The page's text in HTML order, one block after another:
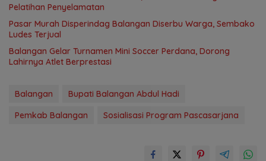
Pelatihan Penyelamatan
Pasar Murah Disperindag Balangan Diserbu Warga, Sembako
Ludes Terjual
Balangan Gelar Turnamen Mini Soccer Perdana, Dorong
Lahirnya Atlet Berprestasi
Balangan
Bupati Balangan Abdul Hadi
Pemkab Balangan
Sosialisasi Program Pascasarjana